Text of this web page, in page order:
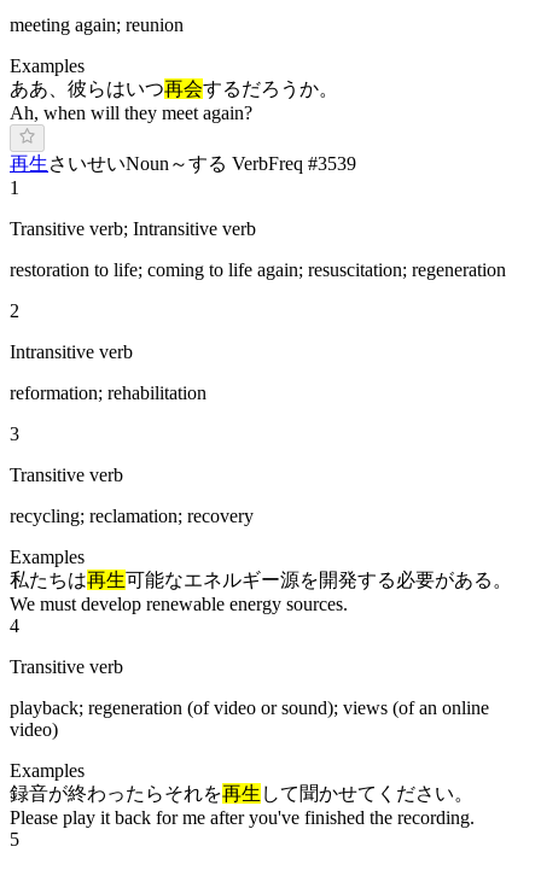
meeting again; reunion
Examples
ああ、彼らはいつ再会するだろうか。
Ah, when will they meet again?
再生さ いせいNoun ～する VerbFreq #3539
1
Transitive verb; Intransitive verb
restoration to life; coming to life again; resuscitation; regeneration
2
Intransitive verb
reformation; rehabilitation
3
Transitive verb
recycling; reclamation; recovery
Examples
私たちは再生可能なエネルギー源を開発する必要がある。
We must develop renewable energy sources.
4
Transitive verb
playback; regeneration (of video or sound); views (of an online
video)
Examples
録音が終わったらそれを再生 して聞かせてください。
Please play it back for me after you've finished the recording.
5